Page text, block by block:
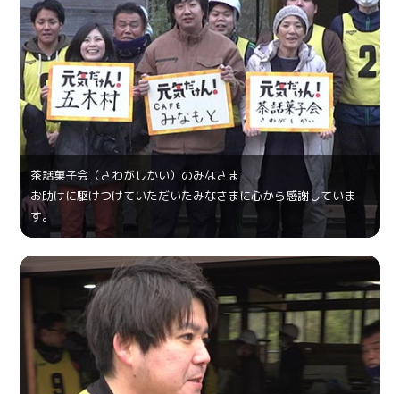
茶話菓⼦会（さわがしかい）のみなさま
お助けに駆けつけていただいたみなさまに心から感謝していま
す。